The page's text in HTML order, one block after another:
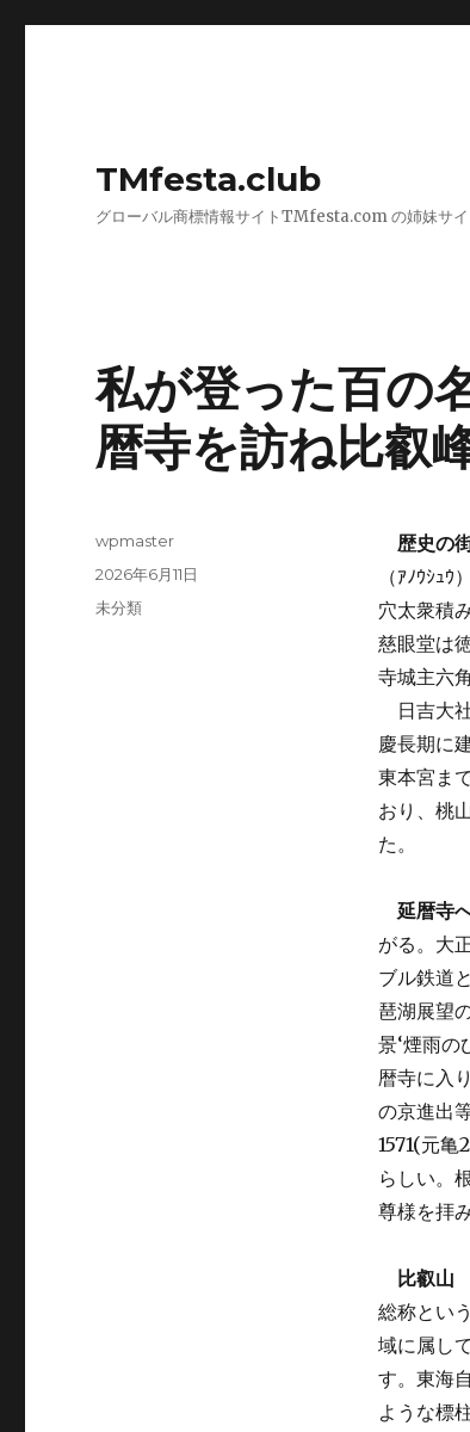
TMfesta.club
グローバル商標情報サイトTMfesta.com の姉妹サイ
私が登った百の
暦寺を訪ね比叡
歴史の
（ｱﾉｳｼｭ
穴太衆積
慈眼堂は
寺城主六
日吉大
慶長期に
東本宮ま
おり、桃
た。
延暦寺
がる。大
ブル鉄道
琶湖展望
景‘煙雨の
暦寺に入
の京進出
1571(元
らしい。
尊様を拝
比叡山
総称とい
域に属し
す。東海
ような標
投
wpmaster
投
稿
2026年6月11日
カ
未分類